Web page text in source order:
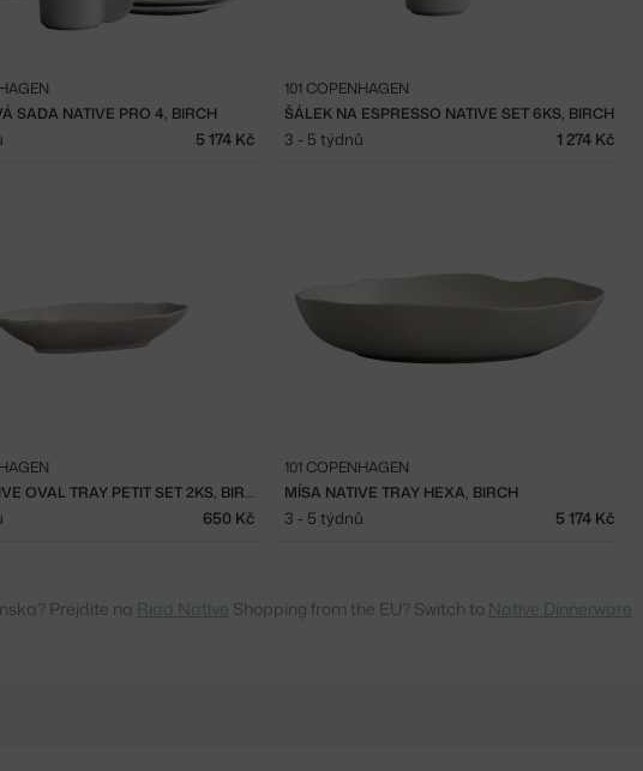
SADA NATIVE PRO 4, BIRCH
5 174 Kč
ŠÁLEK NA ESPRESSO NATIVE SET 6KS, BIRCH
101 COPENHAGEN
3 - 5 týdnů 1 274 Kč
TALÍŘ NATIVE OVAL TRAY PETIT SET 2KS, BIRCH
650 Kč
MÍSA NATIVE TRAY HEXA, BIRCH
101 COPENHAGEN
3 - 5 týdnů 5 174 Kč
Prejdite na Riad Native Shopping from the EU? Switch to Native Dinnerware